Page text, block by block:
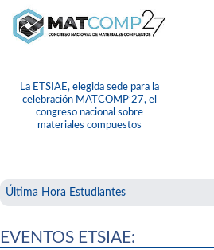
La ETSIAE, elegida sede para la
celebración MATCOMP’27, el
congreso nacional sobre
materiales compuestos
Última Hora Estudiantes
EVENTOS ETSIAE: